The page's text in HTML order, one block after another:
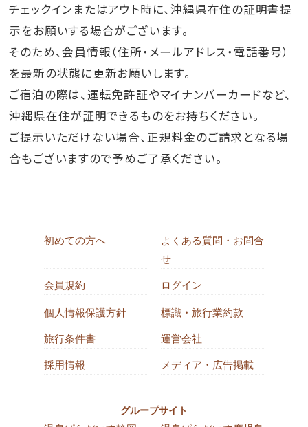
チェックインまたはアウト時に、沖縄県在住の証明書提
示をお願いする場合がございます。
そのため、会員情報（住所・メールアドレス・電話番号）
を最新の状態に更新お願いします。
ご宿泊の際は、運転免許証やマイナンバーカードなど、
沖縄県在住が証明できるものをお持ちください。
ご提示いただけない場合、正規料金のご請求となる場
合もございますので予めご了承ください。
初めての方へ
よくある質問・お問合
せ
会員規約 ログイン
個人情報保護方針 標識・旅行業約款
旅行条件書 運営会社
採用情報 メディア・広告掲載
グループサイト